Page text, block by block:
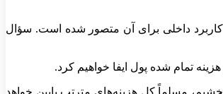
کاربرد داخلی برای آن متصور شده است. سؤال
تمام شده پول ایفا خواهیم کرد.